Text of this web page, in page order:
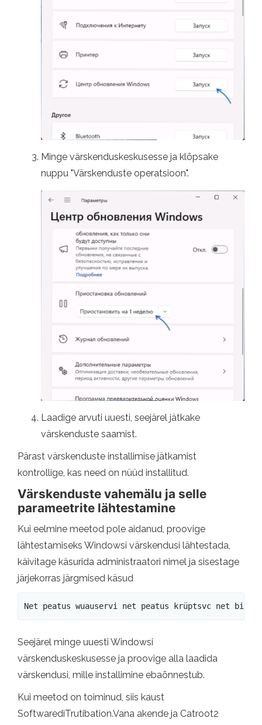
Minge värskenduskeskusesse ja klõpsake
nuppu "Värskenduste operatsioon".
Laadige arvuti uuesti, seejärel jätkake
värskenduste saamist.
Pärast värskenduste installimise jätkamist
kontrollige, kas need on nüüd installitud.
Värskenduste vahemälu ja selle
parameetrite lähtestamine
Kui eelmine meetod pole aidanud, proovige
lähtestamiseks Windowsi värskendusi lähtestada,
käivitage käsurida administraatori nimel ja sisestage
järjekorras järgmised käsud
Net peatus wuauservi net peatus krüptsvc net
Seejärel minge uuesti Windowsi
värskenduskeskusesse ja proovige alla laadida
värskendusi, mille installimine ebaõnnestub.
Kui meetod on toiminud, siis kaust
SoftwarediTrutibation.Vana akende ja Catroot2